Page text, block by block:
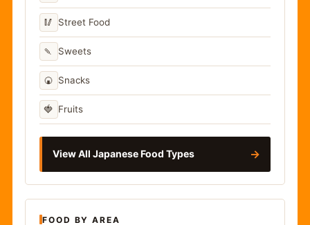
🥢 Street Food
🍡 Sweets
🍘 Snacks
🍓 Fruits
View All Japanese Food Types →
FOOD BY AREA